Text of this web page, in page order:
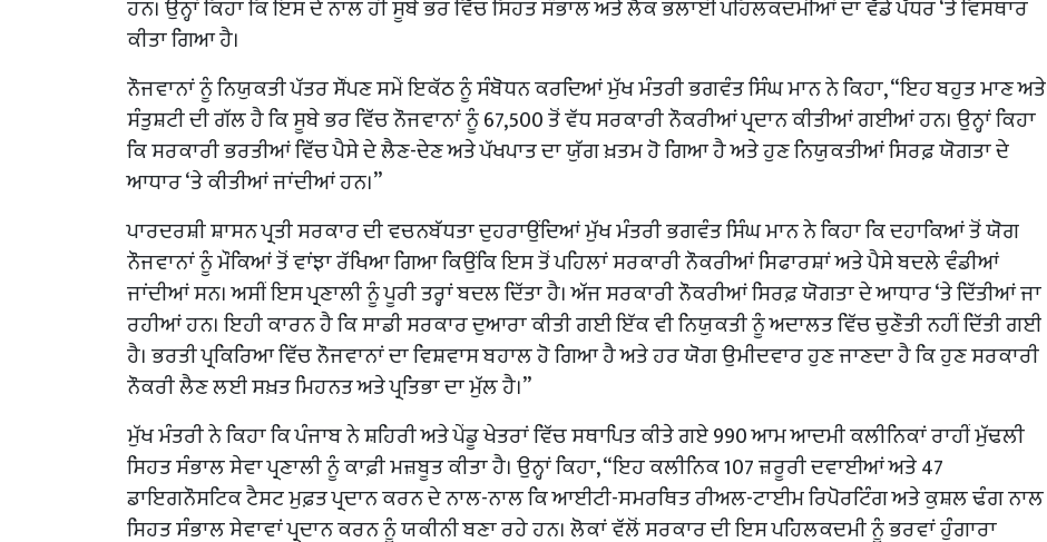
ਹਨ। ਉਨ੍ਹਾਂ ਕਿਹਾ ਕਿ ਇਸ ਦੇ ਨਾਲ ਹੀ ਸੂਬੇ ਭਰ ਵਿੱਚ ਸਿਹਤ ਸੰਭਾਲ ਅਤੇ ਲੋਕ ਭਲਾਈ ਪਹਿਲਕਦਮੀਆਂ ਦਾ ਵੱਡੇ ਪੱਧਰ ‘ਤੇ ਵਿਸਥਾਰ
ਕੀਤਾ ਗਿਆ ਹੈ।
ਨੌਜਵਾਨਾਂ ਨੂੰ ਨਿਯੁਕਤੀ ਪੱਤਰ ਸੌਂਪਣ ਸਮੇਂ ਇਕੱਠ ਨੂੰ ਸੰਬੋਧਨ ਕਰਦਿਆਂ ਮੁੱਖ ਮੰਤਰੀ ਭਗਵੰਤ ਸਿੰਘ ਮਾਨ ਨੇ ਕਿਹਾ, “ਇਹ ਬਹੁਤ ਮਾਣ ਅਤੇ
ਸੰਤੁਸ਼ਟੀ ਦੀ ਗੱਲ ਹੈ ਕਿ ਸੂਬੇ ਭਰ ਵਿੱਚ ਨੌਜਵਾਨਾਂ ਨੂੰ 67,500 ਤੋਂ ਵੱਧ ਸਰਕਾਰੀ ਨੌਕਰੀਆਂ ਪ੍ਰਦਾਨ ਕੀਤੀਆਂ ਗਈਆਂ ਹਨ। ਉਨ੍ਹਾਂ ਕਿਹਾ
ਕਿ ਸਰਕਾਰੀ ਭਰਤੀਆਂ ਵਿੱਚ ਪੈਸੇ ਦੇ ਲੈਣ-ਦੇਣ ਅਤੇ ਪੱਖਪਾਤ ਦਾ ਯੁੱਗ ਖ਼ਤਮ ਹੋ ਗਿਆ ਹੈ ਅਤੇ ਹੁਣ ਨਿਯੁਕਤੀਆਂ ਸਿਰਫ਼ ਯੋਗਤਾ ਦੇ
ਆਧਾਰ ‘ਤੇ ਕੀਤੀਆਂ ਜਾਂਦੀਆਂ ਹਨ।”
ਪਾਰਦਰਸ਼ੀ ਸ਼ਾਸਨ ਪ੍ਰਤੀ ਸਰਕਾਰ ਦੀ ਵਚਨਬੱਧਤਾ ਦੁਹਰਾਉਂਦਿਆਂ ਮੁੱਖ ਮੰਤਰੀ ਭਗਵੰਤ ਸਿੰਘ ਮਾਨ ਨੇ ਕਿਹਾ ਕਿ ਦਹਾਕਿਆਂ ਤੋਂ ਯੋਗ
ਨੌਜਵਾਨਾਂ ਨੂੰ ਮੌਕਿਆਂ ਤੋਂ ਵਾਂਝਾ ਰੱਖਿਆ ਗਿਆ ਕਿਉਂਕਿ ਇਸ ਤੋਂ ਪਹਿਲਾਂ ਸਰਕਾਰੀ ਨੌਕਰੀਆਂ ਸਿਫਾਰਸ਼ਾਂ ਅਤੇ ਪੈਸੇ ਬਦਲੇ ਵੰਡੀਆਂ
ਜਾਂਦੀਆਂ ਸਨ। ਅਸੀਂ ਇਸ ਪ੍ਰਣਾਲੀ ਨੂੰ ਪੂਰੀ ਤਰ੍ਹਾਂ ਬਦਲ ਦਿੱਤਾ ਹੈ। ਅੱਜ ਸਰਕਾਰੀ ਨੌਕਰੀਆਂ ਸਿਰਫ਼ ਯੋਗਤਾ ਦੇ ਆਧਾਰ ‘ਤੇ ਦਿੱਤੀਆਂ ਜਾ
ਰਹੀਆਂ ਹਨ। ਇਹੀ ਕਾਰਨ ਹੈ ਕਿ ਸਾਡੀ ਸਰਕਾਰ ਦੁਆਰਾ ਕੀਤੀ ਗਈ ਇੱਕ ਵੀ ਨਿਯੁਕਤੀ ਨੂੰ ਅਦਾਲਤ ਵਿੱਚ ਚੁਣੌਤੀ ਨਹੀਂ ਦਿੱਤੀ ਗਈ
ਹੈ। ਭਰਤੀ ਪ੍ਰਕਿਰਿਆ ਵਿੱਚ ਨੌਜਵਾਨਾਂ ਦਾ ਵਿਸ਼ਵਾਸ ਬਹਾਲ ਹੋ ਗਿਆ ਹੈ ਅਤੇ ਹਰ ਯੋਗ ਉਮੀਦਵਾਰ ਹੁਣ ਜਾਣਦਾ ਹੈ ਕਿ ਹੁਣ ਸਰਕਾਰੀ
ਨੌਕਰੀ ਲੈਣ ਲਈ ਸਖ਼ਤ ਮਿਹਨਤ ਅਤੇ ਪ੍ਰਤਿਭਾ ਦਾ ਮੁੱਲ ਹੈ।”
ਮੁੱਖ ਮੰਤਰੀ ਨੇ ਕਿਹਾ ਕਿ ਪੰਜਾਬ ਨੇ ਸ਼ਹਿਰੀ ਅਤੇ ਪੇਂਡੂ ਖੇਤਰਾਂ ਵਿੱਚ ਸਥਾਪਿਤ ਕੀਤੇ ਗਏ 990 ਆਮ ਆਦਮੀ ਕਲੀਨਿਕਾਂ ਰਾਹੀਂ ਮੁੱਢਲੀ
ਸਿਹਤ ਸੰਭਾਲ ਸੇਵਾ ਪ੍ਰਣਾਲੀ ਨੂੰ ਕਾਫ਼ੀ ਮਜ਼ਬੂਤ ਕੀਤਾ ਹੈ। ਉਨ੍ਹਾਂ ਕਿਹਾ, “ਇਹ ਕਲੀਨਿਕ 107 ਜ਼ਰੂਰੀ ਦਵਾਈਆਂ ਅਤੇ 47
ਡਾਇਗਨੌਸਟਿਕ ਟੈਸਟ ਮੁਫ਼ਤ ਪ੍ਰਦਾਨ ਕਰਨ ਦੇ ਨਾਲ-ਨਾਲ ਕਿ ਆਈਟੀ-ਸਮਰਥਿਤ ਰੀਅਲ-ਟਾਈਮ ਰਿਪੋਰਟਿੰਗ ਅਤੇ ਕੁਸ਼ਲ ਢੰਗ ਨਾਲ
ਸਿਹਤ ਸੰਭਾਲ ਸੇਵਾਵਾਂ ਪ੍ਰਦਾਨ ਕਰਨ ਨੂੰ ਯਕੀਨੀ ਬਣਾ ਰਹੇ ਹਨ। ਲੋਕਾਂ ਵੱਲੋਂ ਸਰਕਾਰ ਦੀ ਇਸ ਪਹਿਲਕਦਮੀ ਨੂੰ ਭਰਵਾਂ ਹੁੰਗਾਰਾ